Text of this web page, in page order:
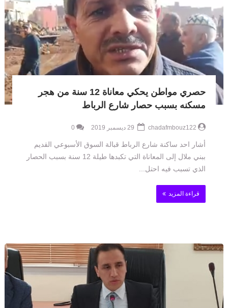
حصري مواطن يحكي معاناة 12 سنة من هجر
مسكنه بسبب حصار شارع الرباط
chadafmbouz122
0
أشار احد ساكنة شارع الرباط قبالة السوق الأسبوعي القديم
ببني ملال إلى المعاناة التي تكبدها طيلة 12 سنة بسبب الحصار
الذي تسبب فيه احتل...
قراءة المزيد